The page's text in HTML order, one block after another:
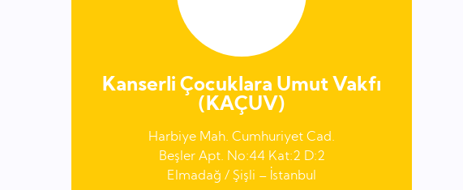
Kanserli Çocuklara Umut Vakfı
(KAÇUV)
Harbiye Mah. Cumhuriyet Cad.
Beşler Apt. No:44 Kat:2 D:2
Elmadağ / Şişli – İstanbul